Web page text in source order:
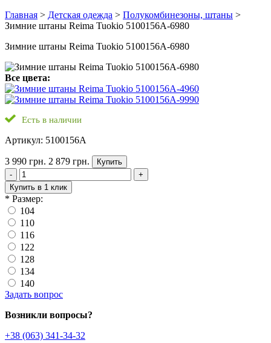
Главная > Детская одежда > Полукомбинезоны, штаны >
Зимние штаны Reima Tuokio 5100156A-6980
Зимние штаны Reima Tuokio 5100156A-6980
Все цвета:
Есть в наличии
Артикул: 5100156A
3 990 грн. 2 879 грн.
Купить
-
+
Купить в 1 клик
* Размер:
104
110
116
122
128
134
140
Задать вопрос
Возникли вопросы?
+38 (063) 341-34-32